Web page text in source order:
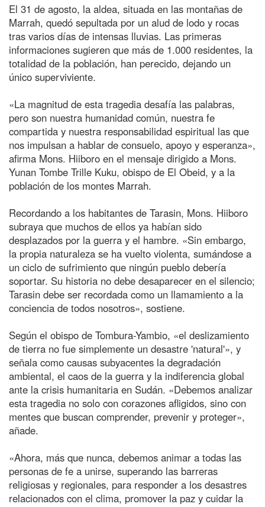
El 31 de agosto, la aldea, situada en las montañas de
Marrah, quedó sepultada por un alud de lodo y rocas
tras varios días de intensas lluvias. Las primeras
informaciones sugieren que más de 1.000 residentes, la
totalidad de la población, han perecido, dejando un
único superviviente.
«La magnitud de esta tragedia desafía las palabras,
pero son nuestra humanidad común, nuestra fe
compartida y nuestra responsabilidad espiritual las que
nos impulsan a hablar de consuelo, apoyo y esperanza»,
afirma Mons. Hiiboro en el mensaje dirigido a Mons.
Yunan Tombe Trille Kuku, obispo de El Obeid, y a la
población de los montes Marrah.
Recordando a los habitantes de Tarasin, Mons. Hiiboro
subraya que muchos de ellos ya habían sido
desplazados por la guerra y el hambre. «Sin embargo,
la propia naturaleza se ha vuelto violenta, sumándose a
un ciclo de sufrimiento que ningún pueblo debería
soportar. Su historia no debe desaparecer en el silencio;
Tarasin debe ser recordada como un llamamiento a la
conciencia de todos nosotros», sostiene.
Según el obispo de Tombura-Yambio, «el deslizamiento
de tierra no fue simplemente un desastre 'natural'», y
señala como causas subyacentes la degradación
ambiental, el caos de la guerra y la indiferencia global
ante la crisis humanitaria en Sudán. «Debemos analizar
esta tragedia no solo con corazones afligidos, sino con
mentes que buscan comprender, prevenir y proteger»,
añade.
«Ahora, más que nunca, debemos animar a todas las
personas de fe a unirse, superando las barreras
religiosas y regionales, para responder a los desastres
relacionados con el clima, promover la paz y cuidar la